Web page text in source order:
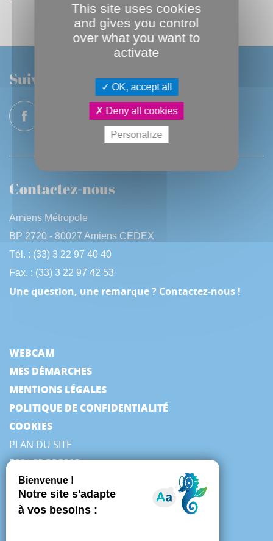
Suivez-nous
Contactez-nous
Amiens Métropole
BP 2720 - 80027 Amiens CEDEX
Tél. : (33) 3 22 97 40 40
Fax. : (33) 3 22 97 42 53
Une question, une remarque ? Contactez-nous !
WEBCAM
MES DÉMARCHES
MENTIONS LÉGALES
POLITIQUE DE CONFIDENTIALITÉ
COOKIES
PLAN DU SITE
ESPACE PRESSE
This site uses cookies
and gives you control
over what you want to
activate
OK, accept all
Deny all cookies
Personalize